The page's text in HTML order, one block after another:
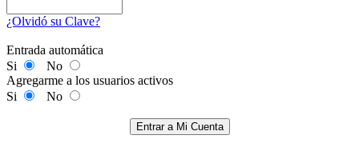
¿Olvidó su Clave?
Entrada automática
Si
No
Agregarme a los usuarios activos
Si
No
Entrar a Mi Cuenta